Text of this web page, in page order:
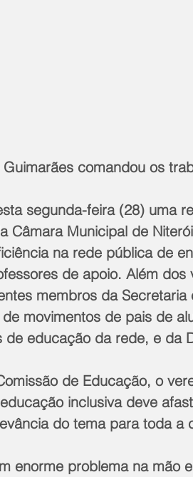
Guimarães comandou os
segunda-feira (28) uma
Câmara Municipal de
na rede pública de
de apoio. Além
membros da
movimentos de pais de
de educação da rede, e da
de Educação, o
inclusiva deve
do tema para toda a
enorme problema na mão